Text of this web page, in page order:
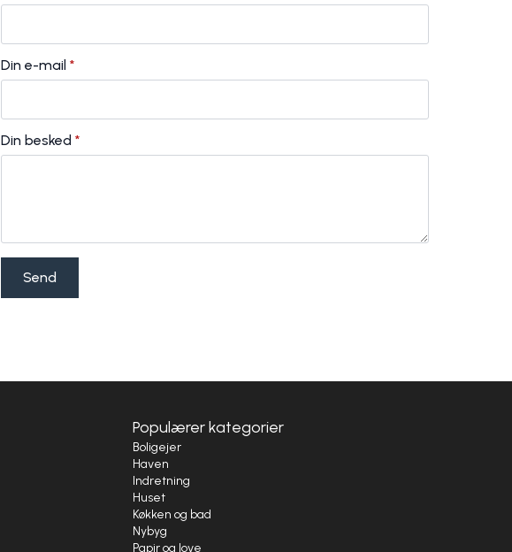
Din e-mail *
Din besked *
Send
Populærer kategorier
Boligejer
Haven
Indretning
Huset
Køkken og bad
Nybyg
Papir og love